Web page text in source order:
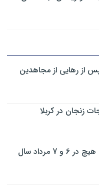
از رهایی از مجاهدین
زنجان در کربلا
مجاهدین و کشتار برای هیچ در 6 و 7 مرداد سال